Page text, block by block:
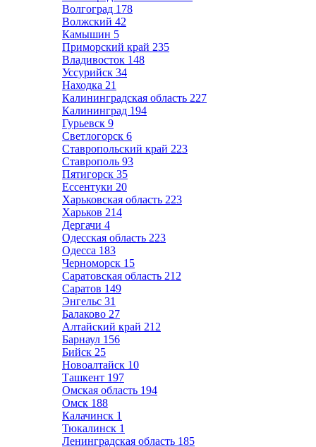
Волгоград 178
Волжский 42
Камышин 5
Приморский край 235
Владивосток 148
Уссурийск 34
Находка 21
Калининградская область 227
Калининград 194
Гурьевск 9
Светлогорск 6
Ставропольский край 223
Ставрополь 93
Пятигорск 35
Ессентуки 20
Харьковская область 223
Харьков 214
Дергачи 4
Одесская область 223
Одесса 183
Черноморск 15
Саратовская область 212
Саратов 149
Энгельс 31
Балаково 27
Алтайский край 212
Барнаул 156
Бийск 25
Новоалтайск 10
Ташкент 197
Омская область 194
Омск 188
Калачинск 1
Тюкалинск 1
Ленинградская область 185